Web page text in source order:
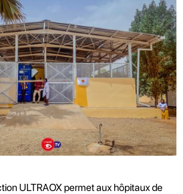
ULTRAOX permet aux hôpitaux de